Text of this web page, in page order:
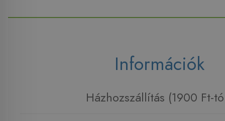
Információk
Házhozszállítás (1900 Ft-